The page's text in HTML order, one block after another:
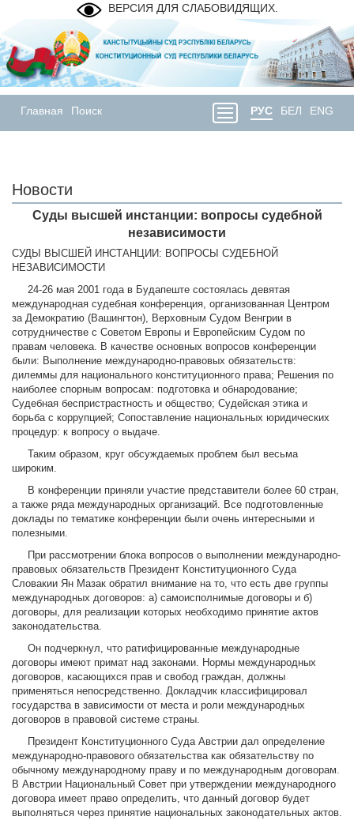
ВЕРСИЯ ДЛЯ СЛАБОВИДЯЩИХ.
Главная Поиск РУС БЕЛ ENG
Новости
Суды высшей инстанции: вопросы судебной
независимости
СУДЫ ВЫСШЕЙ ИНСТАНЦИИ: ВОПРОСЫ СУДЕБНОЙ
НЕЗАВИСИМОСТИ
24-26 мая 2001 года в Будапеште состоялась девятая
международная судебная конференция, организованная Центром
за Демократию (Вашингтон), Верховным Судом Венгрии в
сотрудничестве с Советом Европы и Европейским Судом по
правам человека. В качестве основных вопросов конференции
были: Выполнение международно-правовых обязательств:
дилеммы для национального конституционного права; Решения по
наиболее спорным вопросам: подготовка и обнародование;
Судебная беспристрастность и общество; Судейская этика и
борьба с коррупцией; Сопоставление национальных юридических
процедур: к вопросу о выдаче.
Таким образом, круг обсуждаемых проблем был весьма
широким.
В конференции приняли участие представители более 60 стран,
а также ряда международных организаций. Все подготовленные
доклады по тематике конференции были очень интересными и
полезными.
При рассмотрении блока вопросов о выполнении международно-
правовых обязательств Президент Конституционного Суда
Словакии Ян Мазак обратил внимание на то, что есть две группы
международных договоров: а) самоисполнимые договоры и б)
договоры, для реализации которых необходимо принятие актов
законодательства.
Он подчеркнул, что ратифицированные международные
договоры имеют примат над законами. Нормы международных
договоров, касающихся прав и свобод граждан, должны
применяться непосредственно. Докладчик классифицировал
государства в зависимости от места и роли международных
договоров в правовой системе страны.
Президент Конституционного Суда Австрии дал определение
международно-правового обязательства как обязательству по
обычному международному праву и по международным договорам.
В Австрии Национальный Совет при утверждении международного
договора имеет право определить, что данный договор будет
выполняться через принятие национальных законодательных актов.